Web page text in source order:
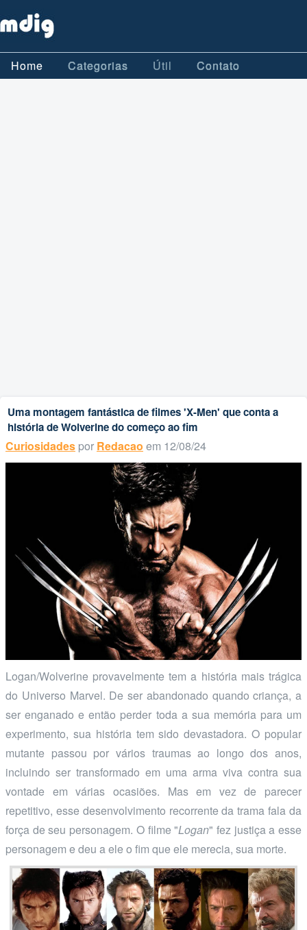
Home Categorias Útil Contato
Uma montagem fantástica de filmes 'X-Men' que conta a
história de Wolverine do começo ao fim
Curiosidades por Redacao em 12/08/24
Logan/Wolverine provavelmente tem a história mais trágica
do Universo Marvel. De ser abandonado quando criança, a
ser enganado e então perder toda a sua memória para um
experimento, sua história tem sido devastadora. O popular
mutante passou por vários traumas ao longo dos anos,
incluindo ser transformado em uma arma viva contra sua
vontade em várias ocasiões. Mas em vez de parecer
repetitivo, esse desenvolvimento recorrente da trama fala da
força de seu personagem. O filme "Logan" fez justiça a esse
personagem e deu a ele o fim que ele merecia, sua morte.